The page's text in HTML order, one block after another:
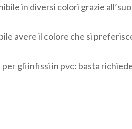
in diversi colori grazie
avere il colore che si
gli infissi in pvc: basta